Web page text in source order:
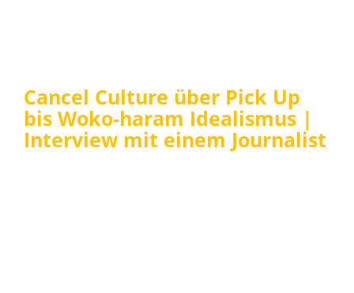
Cancel Culture über Pick Up
bis Woko-haram Idealismus |
Interview mit einem Journalist